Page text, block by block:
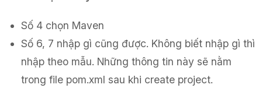
Số 4 chọn Maven
Số 6, 7 nhập gì cũng được. Không biết nhập gì thì
nhập theo mẫu. Những thông tin này sẽ nằm
trong file pom.xml sau khi create project.